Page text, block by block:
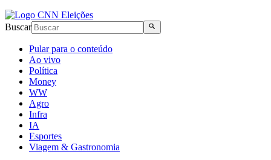
Buscar
Pular para o conteúdo
Ao vivo
Política
Money
WW
Agro
Infra
IA
Esportes
Viagem & Gastronomia